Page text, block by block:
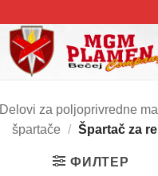
Delovi za poljoprivredne
špartače / Špartač za
ФИЛТЕР